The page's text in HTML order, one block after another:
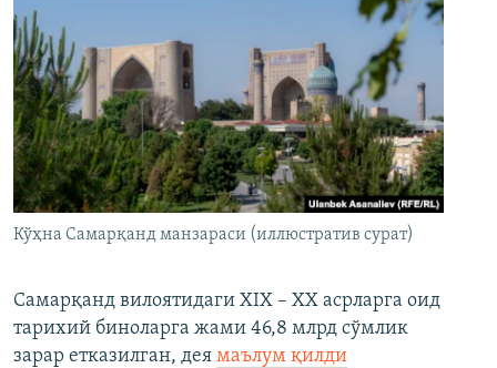
Кўҳна Самарқанд манзараси (иллюстратив сурат)
Самарқанд вилоятидаги XIX – XX асрларга оид
тарихий биноларга жами 46,8 млрд сўмлик
зарар етказилган, дея маълум қилди